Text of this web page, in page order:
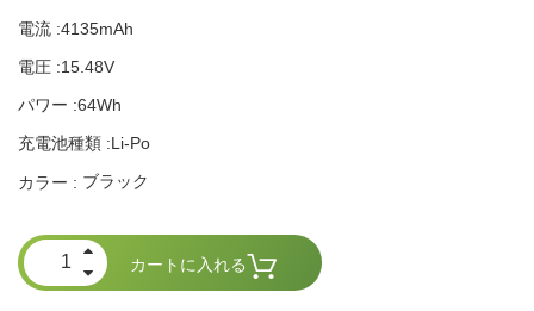
電流 :4135mAh
電圧 :15.48V
パワー :64Wh
充電池種類 :Li-Po
カラー : ブラック
カートに入れる